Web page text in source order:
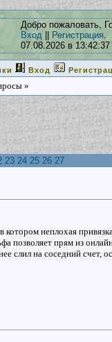
Добро пожаловать,
Вход
Регистрация.
07.08.2026 в 13:42:37
Вход
»
23 24 25 26 27
неплохая
позволяет прям из
на соседний счет,